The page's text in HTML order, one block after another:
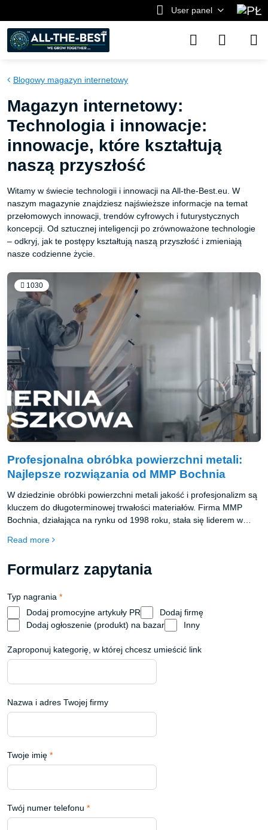
User panel
Blogowy magazyn internetowy
Magazyn internetowy:
Technologia i innowacje:
innowacje, które kształtują
naszą przyszłość
Witamy w świecie technologii i innowacji na All-the-Best.eu. W
naszym magazynie znajdziesz najświeższe informacje na temat
przełomowych innowacji, trendów cyfrowych i futurystycznych
koncepcji. Od sztucznej inteligencji po zrównoważone technologie
– odkryj, jak te postępy kształtują naszą przyszłość i zmieniają
nasze codzienne życie.
1030
Profesjonalna obróbka powierzchni metali:
Najlepsze rozwiązania od MMP Bochnia
W dziedzinie obróbki powierzchni metali jakość i profesjonalizm są
kluczem do długoterminowej trwałości materiałów. Firma MMP
Bochnia, działająca na rynku od 1998 roku, stała się liderem w
proszkowego i śrutowania.
Read more
Formularz zapytania
Typ nagrania *
Dodaj promocyjne artykuły PR
Dodaj firmę
Dodaj ogłoszenie (produkt) na bazar
Inny
Zaproponuj kategorię, w której chcesz umieścić link
Nazwa i adres Twojej firmy
Twoje imię *
Twój numer telefonu *